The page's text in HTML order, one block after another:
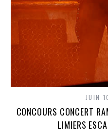
JUIN
CONCOURS CONCERT
LIMIERS